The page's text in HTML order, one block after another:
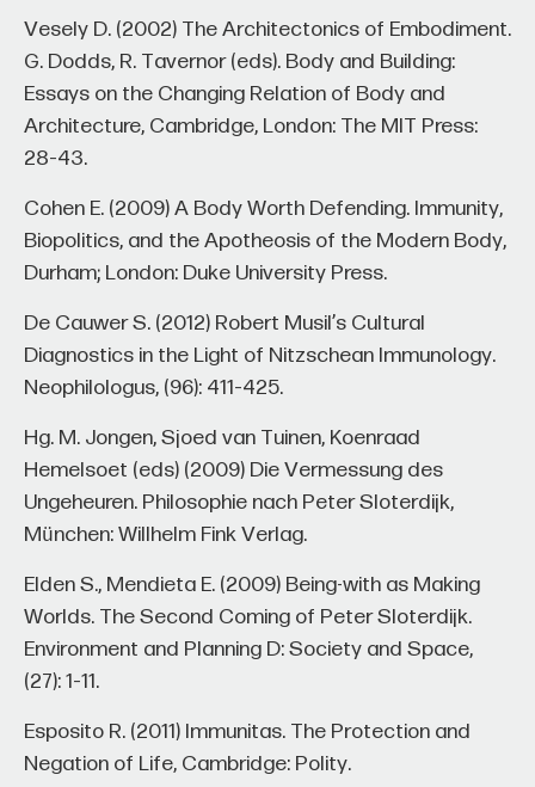
Vesely D. (2002) The Architectonics of Embodiment.
G. Dodds, R. Tavernor (eds). Body and Building:
Essays on the Changing Relation of Body and
Architecture, Cambridge, London: The MIT Press:
28–43.
Cohen E. (2009) A Body Worth Defending. Immunity,
Biopolitics, and the Apotheosis of the Modern Body,
Durham; London: Duke University Press.
De Cauwer S. (2012) Robert Musil’s Cultural
Diagnostics in the Light of Nitzschean Immunology.
Neophilologus, (96): 411–425.
Hg. M. Jongen, Sjoed van Tuinen, Koenraad
Hemelsoet (eds) (2009) Die Vermessung des
Ungeheuren. Philosophie nach Peter Sloterdijk,
München: Willhelm Fink Verlag.
Elden S., Mendieta E. (2009) Being-with as Making
Worlds. The Second Coming of Peter Sloterdijk.
Environment and Planning D: Society and Space,
(27): 1–11.
Esposito R. (2011) Immunitas. The Protection and
Negation of Life, Cambridge: Polity.